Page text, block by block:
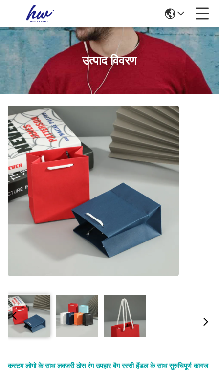
उत्पाद विवरण
कस्टम लोगो के साथ लक्जरी ठोस रंग उपहार बैग रस्सी हैंडल के साथ सुरुचिपूर्ण कागज